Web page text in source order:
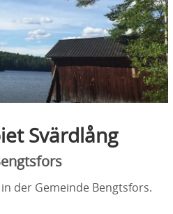
Svärdlång
der Gemeinde Bengtsfors.